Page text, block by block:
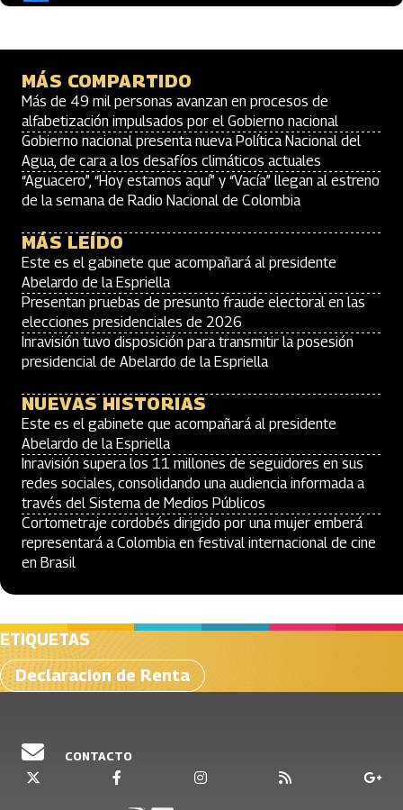
MÁS COMPARTIDO
Más de 49 mil personas avanzan en procesos de
alfabetización impulsados por el Gobierno nacional
Gobierno nacional presenta nueva Política Nacional del
Agua, de cara a los desafíos climáticos actuales
“Aguacero”, “Hoy estamos aquí” y “Vacía” llegan al estreno
de la semana de Radio Nacional de Colombia
MÁS LEÍDO
Este es el gabinete que acompañará al presidente
Abelardo de la Espriella
Presentan pruebas de presunto fraude electoral en las
elecciones presidenciales de 2026
Inravisión tuvo disposición para transmitir la posesión
presidencial de Abelardo de la Espriella
NUEVAS HISTORIAS
Este es el gabinete que acompañará al presidente
Abelardo de la Espriella
Inravisión supera los 11 millones de seguidores en sus
redes sociales, consolidando una audiencia informada a
través del Sistema de Medios Públicos
Cortometraje cordobés dirigido por una mujer emberá
representará a Colombia en festival internacional de cine
en Brasil
ETIQUETAS
Declaracion de Renta
CONTACTO